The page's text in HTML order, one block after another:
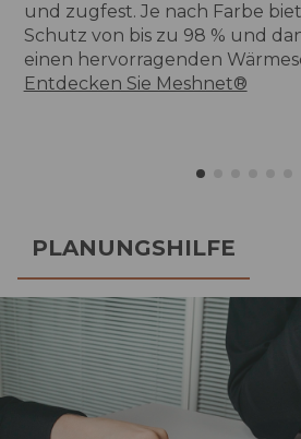
und zugfest. Je nach Farbe
Schutz von bis zu 98 % und
einen hervorragenden
Entdecken Sie Meshnet®
PLANUNGSHILFE